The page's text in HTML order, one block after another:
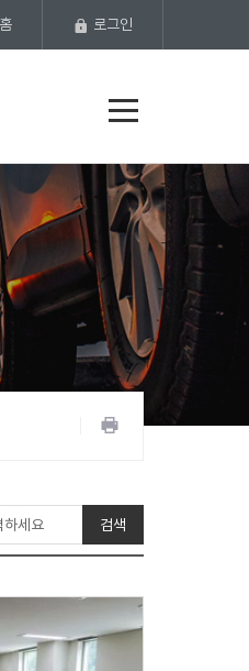
뉴
홈 로그인
기
린
트
검색